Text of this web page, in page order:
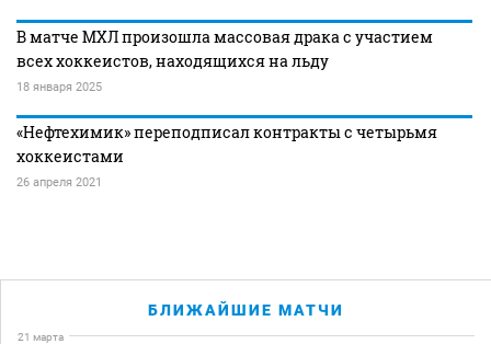
В матче МХЛ произошла массовая драка с участием
всех хоккеистов, находящихся на льду
18 января 2025
«Нефтехимик» переподписал контракты с четырьмя
хоккеистами
26 апреля 2021
БЛИЖАЙШИЕ МАТЧИ
21 марта